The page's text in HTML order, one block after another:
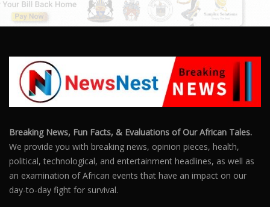
Breaking News, Fun Facts, & Evaluations of Our African Tales.
We provide you with breaking news, opinion pieces, health,
political, technological, and entertainment headlines, as well as
an examination of African events that have an impact on our
day-to-day fight for survival.